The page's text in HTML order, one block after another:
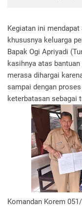
Kegiatan ini
khususnya keluarga
Bapak Ogi Apriyadi
kasihnya atas
merasa dihargai
sampai dengan
keterbatasan sebagai
Komandan Korem